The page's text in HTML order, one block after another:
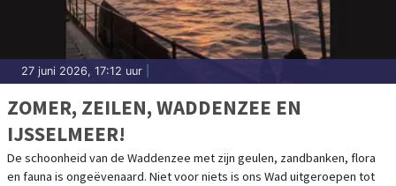
27 juni 2026, 17:12 uur
ZOMER, ZEILEN, WADDENZEE EN
IJSSELMEER!
De schoonheid van de Waddenzee met zijn geulen, zandbanken, flora
en fauna is ongeëvenaard. Niet voor niets is ons Wad uitgeroepen tot